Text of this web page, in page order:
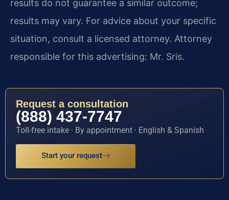
results do not guarantee a similar outcome;
results may vary. For advice about your specific
situation, consult a licensed attorney. Attorney
responsible for this advertising: Mr. Sris.
Request a consultation
(888) 437-7747
Toll-free intake · By appointment · English & Spanish
Start your request